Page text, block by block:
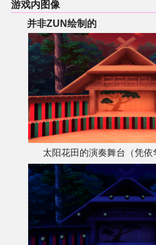
游戏内图像
并非ZUN绘制的
太阳花田的演奏舞台（凭依